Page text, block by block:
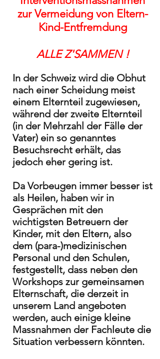
zur Vermeidung von Eltern-
Kind-Entfremdung
ALLE Z'SAMMEN !
In der Schweiz wird die Obhut
nach einer Scheidung meist
einem Elternteil zugewiesen,
während der zweite Elternteil
(in der Mehrzahl der Fälle der
Vater) ein so genanntes
Besuchsrecht erhält, das
jedoch eher gering ist.
Da Vorbeugen immer besser ist
als Heilen, haben wir in
Gesprächen mit den
wichtigsten Betreuern der
Kinder, mit den Eltern, also
dem (para-)medizinischen
Personal und den Schulen,
festgestellt, dass neben den
Workshops zur gemeinsamen
Elternschaft, die derzeit in
unserem Land angeboten
werden, auch einige kleine
Massnahmen der Fachleute die
Situation verbessern könnten.